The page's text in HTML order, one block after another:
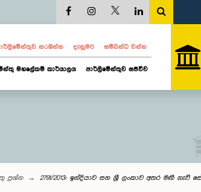
නරඹන්න දැනුමට සම්බන්ධ වන්න
මහලේකම් කාර්යාලය පාර්ලිමේන්තුව සජීවීව
ප්‍රශ්න 2791/2013: ඉන්දියාව සහ ශ්‍රී ලංකාව අතර මඟී නැව්